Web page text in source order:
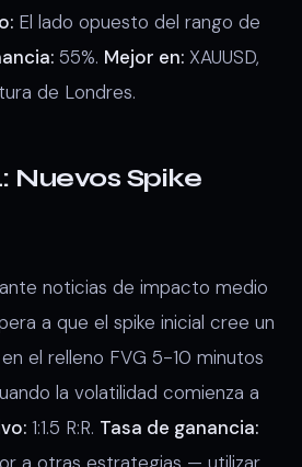
El lado opuesto del rango de
55%. Mejor en: XAUUSD,
de Londres.
Nuevos Spike
noticias de impacto medio
a que el spike inicial cree un
el relleno FVG 5-10 minutos
la volatilidad comienza a
1:1.5 R:R. Tasa de ganancia: